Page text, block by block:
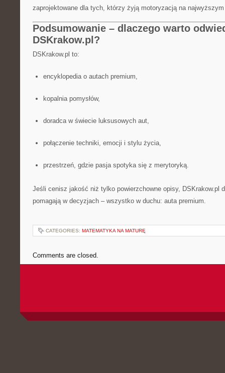
zaprojektowane dla tych, którzy żyją motoryzacją na
Podsumowanie – dlaczego warto
DSKrakow.pl?
DSKrakow.pl to:
encyklopedia o autach premium,
kopalnia pomysłów,
doradca w świecie luksusowych aut,
połączenie techniki, emocji i stylu życia,
przestrzeń, gdzie pasja spotyka się z merytoryką.
Jeśli cenisz jakość niż tylko powierzchowne opisy, DSKrakow.pl
pomagają w decyzjach – wszystko w duchu: auta premium.
CATEGORIES: MATEMATYKA NA MATURĘ
Comments are closed.